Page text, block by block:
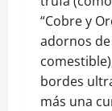
“Cobre y
adornos
bordes
más una